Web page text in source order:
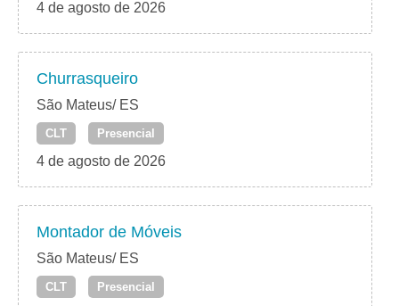
4 de agosto de 2026
Churrasqueiro
São Mateus/ ES
CLT Presencial
4 de agosto de 2026
Montador de Móveis
São Mateus/ ES
CLT Presencial